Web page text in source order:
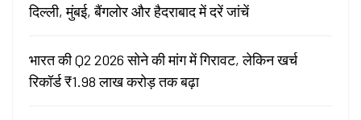
दिल्ली, मुंबई, बैंगलोर और हैदराबाद में दरें जांचें
भारत की Q2 2026 सोने की मांग में गिरावट, लेकिन खर्च
रिकॉर्ड ₹1.98 लाख करोड़ तक बढ़ा